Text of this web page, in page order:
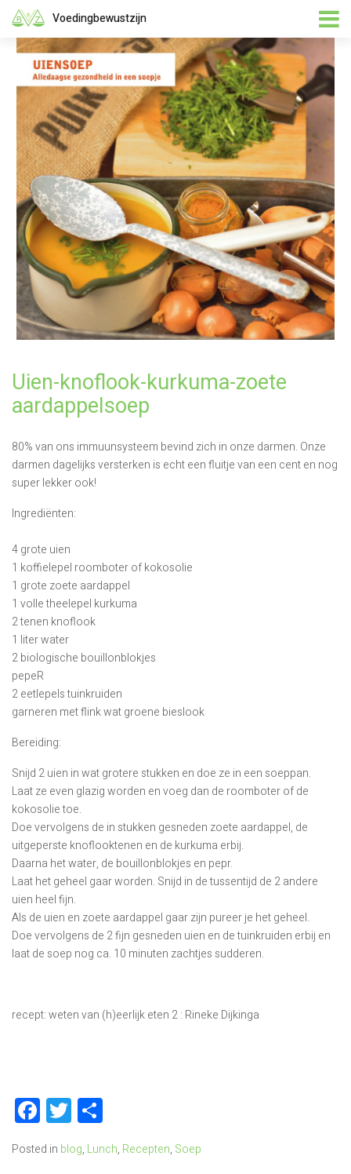
Voedingbewustzijn
Uien-knoflook-kurkuma-zoete
aardappelsoep
80% van ons immuunsysteem bevind zich in onze darmen. Onze
darmen dagelijks versterken is echt een fluitje van een cent en nog
super lekker ook!
Ingrediënten:
4 grote uien
1 koffielepel roomboter of kokosolie
1 grote zoete aardappel
1 volle theelepel kurkuma
2 tenen knoflook
1 liter water
2 biologische bouillonblokjes
pepeR
2 eetlepels tuinkruiden
garneren met flink wat groene bieslook
Bereiding:
Snijd 2 uien in wat grotere stukken en doe ze in een soeppan.
Laat ze even glazig worden en voeg dan de roomboter of de
kokosolie toe.
Doe vervolgens de in stukken gesneden zoete aardappel, de
uitgeperste knoflooktenen en de kurkuma erbij.
Daarna het water, de bouillonblokjes en pepr.
Laat het geheel gaar worden. Snijd in de tussentijd de 2 andere
uien heel fijn.
Als de uien en zoete aardappel gaar zijn pureer je het geheel.
Doe vervolgens de 2 fijn gesneden uien en de tuinkruiden erbij en
laat de soep nog ca. 10 minuten zachtjes sudderen.
recept: weten van (h)eerlijk eten 2 : Rineke Dijkinga
Facebook
Twitter
Delen
Posted in blog, Lunch, Recepten, Soep